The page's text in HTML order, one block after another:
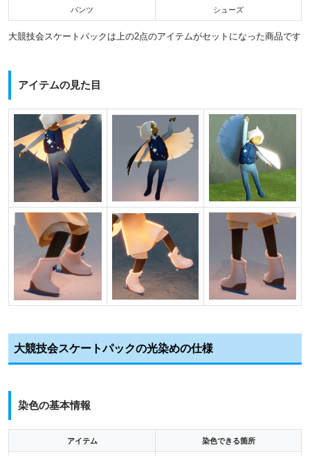
パンツ シューズ
大競技会スケートパックは上の2点のアイテムがセットになった商品です
アイテムの見た目
大競技会スケートパックの光染めの仕様
染色の基本情報
アイテム 染色できる箇所